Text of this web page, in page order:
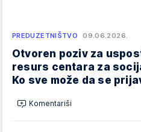
PREDUZETNIŠTVO 09.06.2026.
Otvoren poziv za
resurs centara za
Ko sve može da se
Komentariši